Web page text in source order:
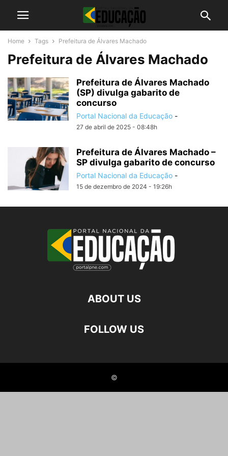
Home Tags Prefeitura de Álvares Machado
Prefeitura de Álvares Machado
Prefeitura de Álvares Machado
(SP) divulga gabarito de
concurso
Portal Nacional da Educação -
27 de abril de 2025 - 08:48h
Prefeitura de Álvares Machado –
SP divulga gabarito de concurso
Portal Nacional da Educação -
15 de dezembro de 2024 - 19:26h
ABOUT US
FOLLOW US
©